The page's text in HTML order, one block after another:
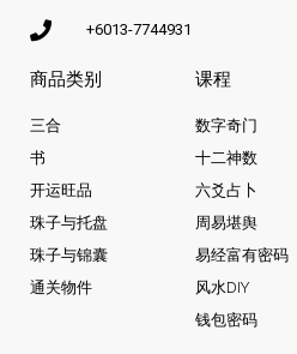
+6013-7744931
商品类别
三合
书
开运旺品
珠子与托盘
珠子与锦囊
通关物件
课程
数字奇门
十二神数
六爻占卜
周易堪舆
易经富有密码
风水DIY
钱包密码